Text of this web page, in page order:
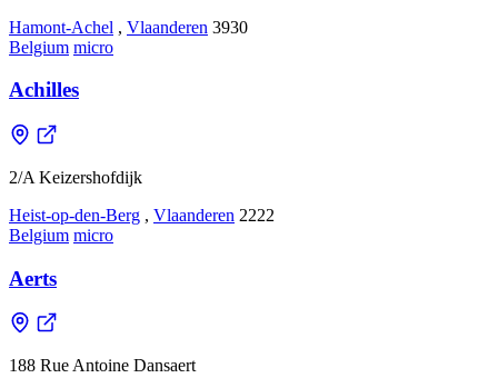
Hamont-Achel , Vlaanderen 3930
Belgium micro
Achilles
2/A Keizershofdijk
Heist-op-den-Berg , Vlaanderen 2222
Belgium micro
Aerts
188 Rue Antoine Dansaert